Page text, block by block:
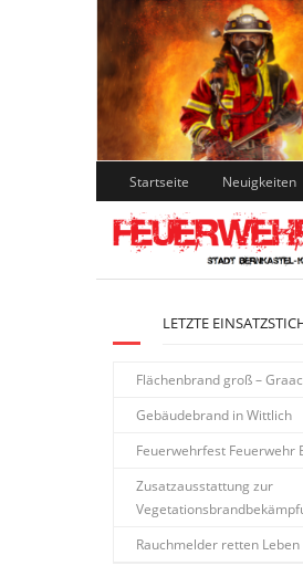
Skip
to
content
Startseite Neuigkeiten
LETZTE
Flächenbrand groß –
Gebäudebrand in Wittlich
Feuerwehrfest Feuerwehr
Zusatzausstattung zur
Rauchmelder retten Leben